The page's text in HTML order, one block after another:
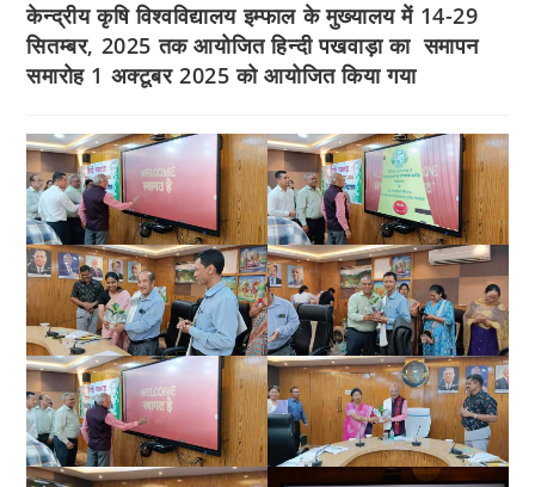
केन्द्रीय कृषि विश्वविद्यालय इम्फाल के मुख्यालय में 14-29
सितम्बर, 2025 तक आयोजित हिन्दी पखवाड़ा का समापन
समारोह 1 अक्टूबर 2025 को आयोजित किया गया